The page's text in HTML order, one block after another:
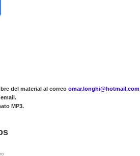
del material al correo omar.longhi@hotmail.com
MP3.